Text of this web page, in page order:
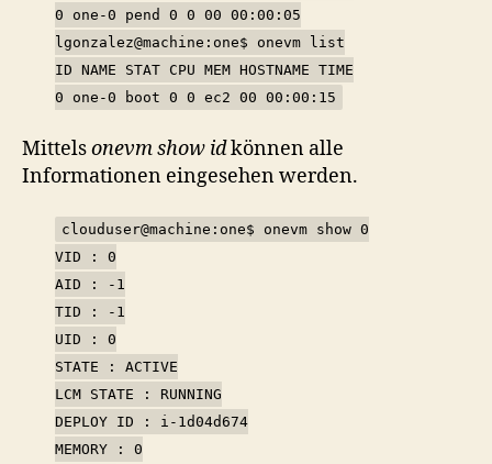
0 one-0 pend 0 0 00 00:00:05
lgonzalez@machine:one$ onevm list
ID NAME STAT CPU MEM HOSTNAME TIME
0 one-0 boot 0 0 ec2 00 00:00:15
Mittelsonevm show idkönnen alle
Informationen eingesehen werden.
clouduser@machine:one$ onevm show 0
VID : 0
AID : -1
TID : -1
UID : 0
STATE : ACTIVE
LCM STATE : RUNNING
DEPLOY ID : i-1d04d674
MEMORY : 0